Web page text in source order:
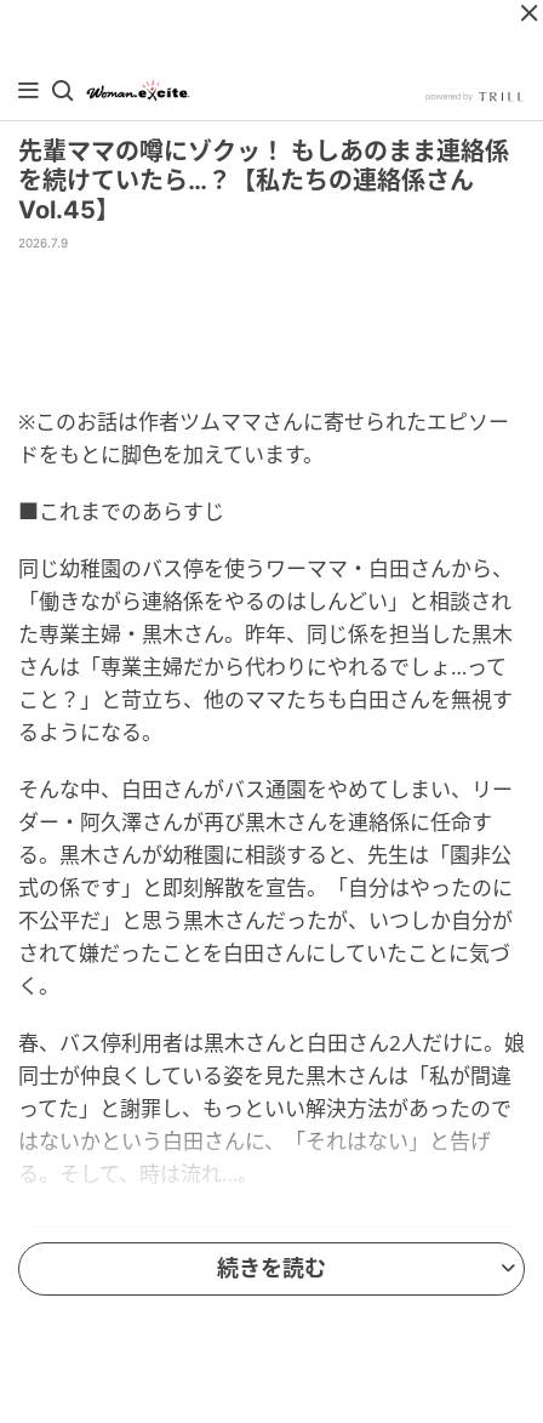
先輩ママの噂にゾクッ！ もしあのまま連絡係
を続けていたら…？【私たちの連絡係さん
Vol.45】
2026.7.9
※このお話は作者ツムママさんに寄せられたエピソー
ドをもとに脚色を加えています。
■これまでのあらすじ
同じ幼稚園のバス停を使うワーママ・白田さんから、
「働きながら連絡係をやるのはしんどい」と相談され
た専業主婦・黒木さん。昨年、同じ係を担当した黒木
さんは「専業主婦だから代わりにやれるでしょ…って
こと？」と苛立ち、他のママたちも白田さんを無視す
るようになる。
そんな中、白田さんがバス通園をやめてしまい、リー
ダー・阿久澤さんが再び黒木さんを連絡係に任命す
る。黒木さんが幼稚園に相談すると、先生は「園非公
式の係です」と即刻解散を宣告。「自分はやったのに
不公平だ」と思う黒木さんだったが、いつしか自分が
されて嫌だったことを白田さんにしていたことに気づ
く。
春、バス停利用者は黒木さんと白田さん2人だけに。娘
同士が仲良くしている姿を見た黒木さんは「私が間違
ってた」と謝罪し、もっといい解決方法があったので
はないかという白田さんに、「それはない」と告げ
る。そして、時は流れ…。
続きを読む